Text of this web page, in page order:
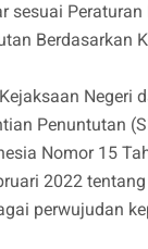
sesuai
Berdasarkan
Negeri
Penuntutan
Nomor 15
2022
perwujudan